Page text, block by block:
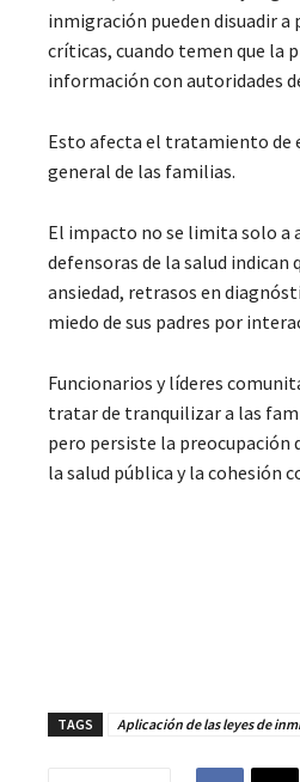
inmigración pueden disuadir a
críticas, cuando temen que la
información con autoridades
Esto afecta el tratamiento de
general de las familias.
El impacto no se limita solo a
defensoras de la salud
ansiedad, retrasos en
miedo de sus padres por
Funcionarios y líderes
tratar de tranquilizar a las
pero persiste la preocupación
la salud pública y la cohesión
TAGS Aplicación de las leyes de